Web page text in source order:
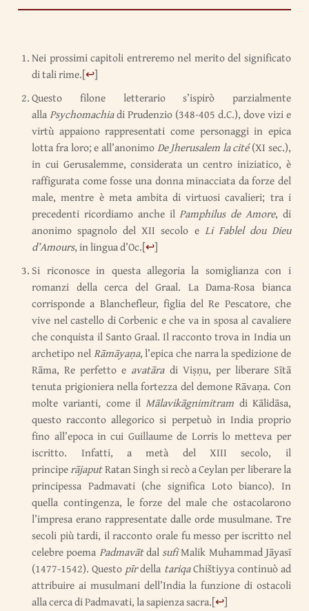
Nei prossimi capitoli entreremo nel merito del significato
di tali rime.[↩]
Questo filone letterario s’ispirò parzialmente
allaPsychomachiadi Prudenzio (348-405 d.C.), dove vizi e
virtù appaiono rappresentati come personaggi in epica
lotta fra loro; e all’anonimoDe Jherusalem la cité(XI sec.),
in cui Gerusalemme, considerata un centro iniziatico, è
raffigurata come fosse una donna minacciata da forze del
male, mentre è meta ambita di virtuosi cavalieri; tra i
precedenti ricordiamo anche ilPamphilus de Amore, di
anonimo spagnolo del XII secolo e Li Fablel dou Dieu
d’Amours, in lingua d’Oc.[↩]
Si riconosce in questa allegoria la somiglianza con i
romanzi della cerca del Graal. La Dama-Rosa bianca
corrisponde a Blanchefleur, figlia del Re Pescatore, che
vive nel castello di Corbenic e che va in sposa al cavaliere
che conquista il Santo Graal. Il racconto trova in India un
archetipo nelRāmāyaṇa, l’epica che narra la spedizione de
Rāma, Re perfetto e avatāra di Viṣṇu, per liberare Sītā
tenuta prigioniera nella fortezza del demone Rāvaṇa. Con
molte varianti, come ilMālavikāgnimitram di Kālidāsa,
questo racconto allegorico si perpetuò in India proprio
fino all’epoca in cui Guillaume de Lorris lo metteva per
iscritto. Infatti, a metà del XIII secolo, il
principerājaputRatan Singh si recò a Ceylan per liberare la
principessa Padmavati (che significa Loto bianco). In
quella contingenza, le forze del male che ostacolarono
l’impresa erano rappresentate dalle orde musulmane. Tre
secoli più tardi, il racconto orale fu messo per iscritto nel
celebre poema Padmavātdal sufiMalik Muhammad Jāyasī
(1477-1542). Questo pīrdella tariqaChištiyya continuò ad
attribuire ai musulmani dell’India la funzione di ostacoli
alla cerca di Padmavati, la sapienza sacra.[↩]